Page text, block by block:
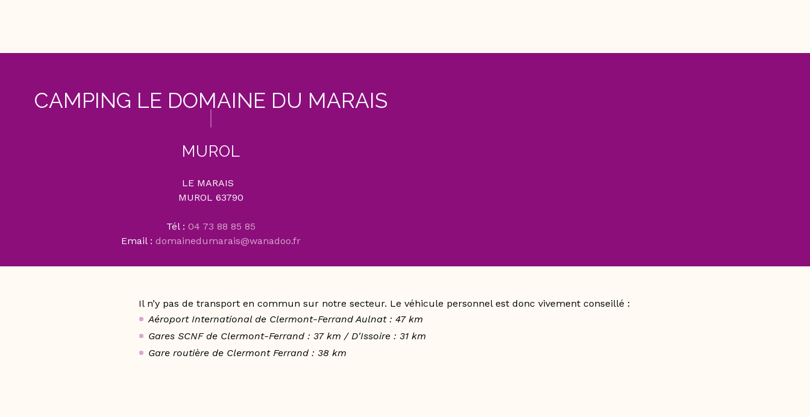
CAMPING LE DOMAINE DU MARAIS
MUROL
LE MARAIS
MUROL 63790
Tél : 04 73 88 85 85
Email : domainedumarais@wanadoo.fr
Il n’y pas de transport en commun sur notre secteur. Le véhicule personnel est donc vivement conseillé :
Aéroport International de Clermont-Ferrand Aulnat : 47 km
Gares SCNF de Clermont-Ferrand : 37 km / D'Issoire : 31 km
Gare routière de Clermont Ferrand : 38 km